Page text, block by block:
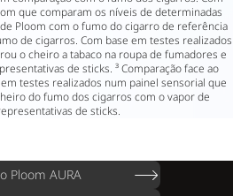
que comparam os níveis de determinadas
Ploom com o fumo do cigarro de referência
de cigarros. Com base em testes realizados
o cheiro a tabaco na roupa de fumadores e
de sticks. ³ Comparação face ao
testes realizados num painel sensorial que
do fumo dos cigarros com o vapor de
de sticks.
Ploom AURA